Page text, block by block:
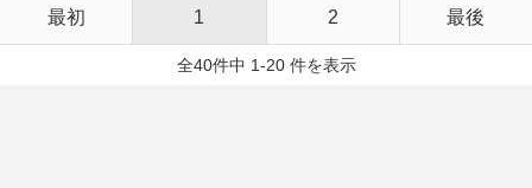
最初 1 2 最後
全40件中 1-20 件を表示